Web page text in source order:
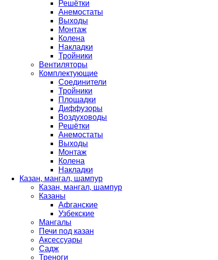
Решётки
Анемостаты
Выходы
Монтаж
Колена
Накладки
Тройники
Вентиляторы
Комплектующие
Соединители
Тройники
Площадки
Диффузоры
Воздуховоды
Решётки
Анемостаты
Выходы
Монтаж
Колена
Накладки
Казан, мангал, шампур
Казан, мангал, шампур
Казаны
Афганские
Узбекские
Мангалы
Печи под казан
Аксессуары
Садж
Треноги